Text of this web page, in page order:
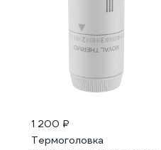
1 200 ₽
Термоголовка